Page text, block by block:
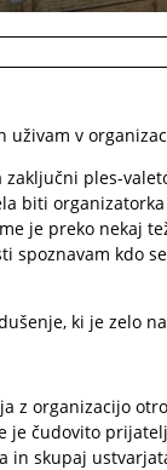
uživam v
ples-
biti
je preko nekaj
spoznavam kdo
ki je zelo
z organizacijo
je čudovito
in skupaj